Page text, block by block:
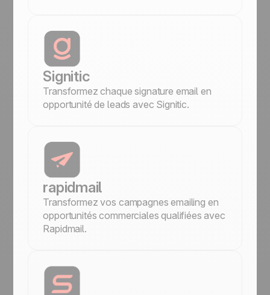
Gestion d’équipe et collaboration
Prospection & outbound
Marketing & emailing
Facturation et comptabilité
Communication
Automatisations
Signitic
Transformez chaque signature email en
opportunité de leads avec Signitic.
rapidmail
Transformez vos campagnes emailing en
opportunités commerciales qualifiées avec
Rapidmail.